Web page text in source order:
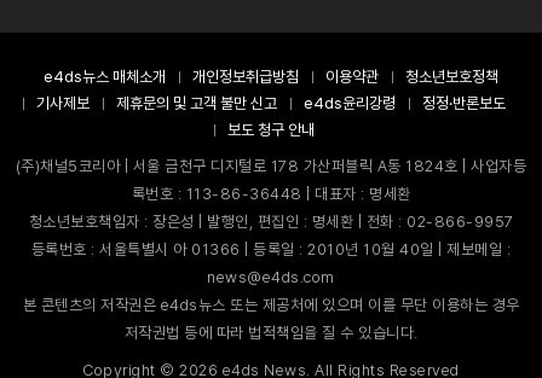
e4ds뉴스 매체소개 개인정보취급방침 이용약관
청소년보호정책
기사제보
제휴문의 및 고객 불만 신고 e4ds윤리강령
정정·반론보도
보도 청구 안내
(주)채널5코리아 | 서울 금천구 디지털로 178 가산퍼블릭 A동 1824호 | 사업자등
록번호 : 113-86-36448 | 대표자 : 명세환
청소년보호책임자 : 장은성 | 발행인, 편집인 : 명세환 | 전화 : 02-866-9957
등록번호 : 서울특별시 아 01366 | 등록일 : 2010년 10월 40일 | 제보메일 :
news@e4ds.com
본 콘텐츠의 저작권은 e4ds뉴스 또는 제공처에 있으며 이를 무단 이용하는 경우
저작권법 등에 따라 법적책임을 질 수 있습니다.
Copyright ©2026 e4ds News. All Rights Reserved